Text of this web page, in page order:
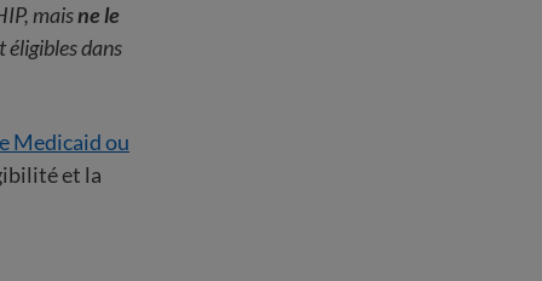
maisne le
éligibles dans
Medicaid ou
et la